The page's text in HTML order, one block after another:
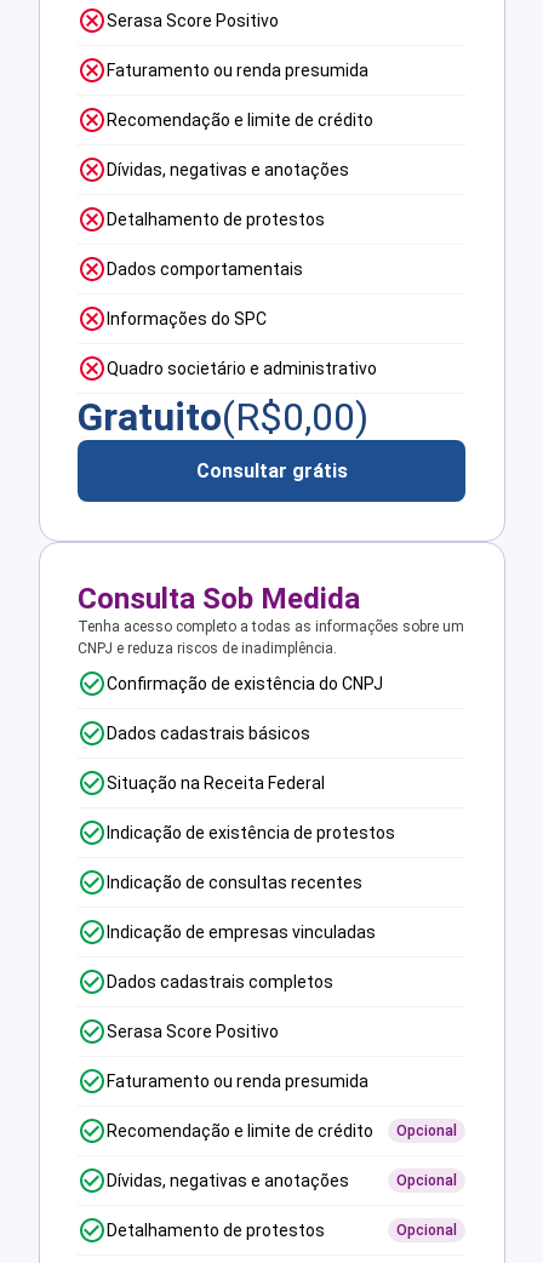
Serasa Score Positivo
Faturamento ou renda presumida
Recomendação e limite de crédito
Dívidas, negativas e anotações
Detalhamento de protestos
Dados comportamentais
Informações do SPC
Quadro societário e administrativo
Gratuito(R$0,00)
Consultar grátis
Consulta Sob Medida
Tenha acesso completo a todas as informações sobre um
CNPJ e reduza riscos de inadimplência.
Confirmação de existência do CNPJ
Dados cadastrais básicos
Situação na Receita Federal
Indicação de existência de protestos
Indicação de consultas recentes
Indicação de empresas vinculadas
Dados cadastrais completos
Serasa Score Positivo
Faturamento ou renda presumida
Recomendação e limite de crédito Opcional
Dívidas, negativas e anotações Opcional
Detalhamento de protestos Opcional